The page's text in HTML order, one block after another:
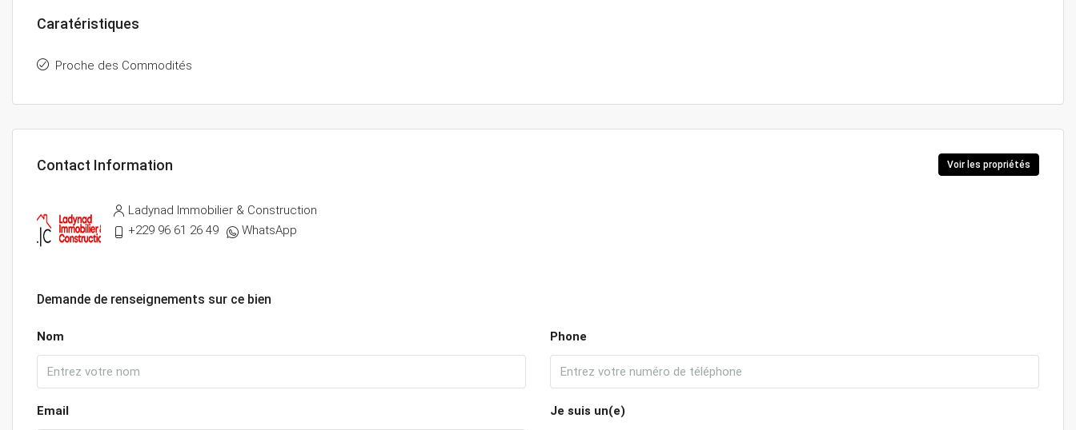
Caratéristiques
Proche des Commodités
Contact Information Voir les propriétés
Ladynad Immobilier & Construction
+229 96 61 26 49
WhatsApp
Demande de renseignements sur ce bien
Nom Phone
Email Je suis un(e)